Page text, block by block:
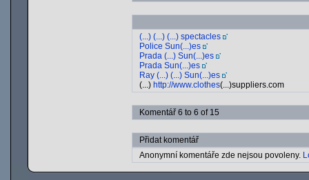
(...) (...) (...) spectacles
Police Sun(...)es
Prada (...) Sun(...)es
Prada Sun(...)es
Ray (...) (...) Sun(...)es
(...) http://www.clothes(...)suppliers.com
Komentář 6 to 6 of 15
Přidat komentář
Anonymní komentáře zde nejsou povoleny.